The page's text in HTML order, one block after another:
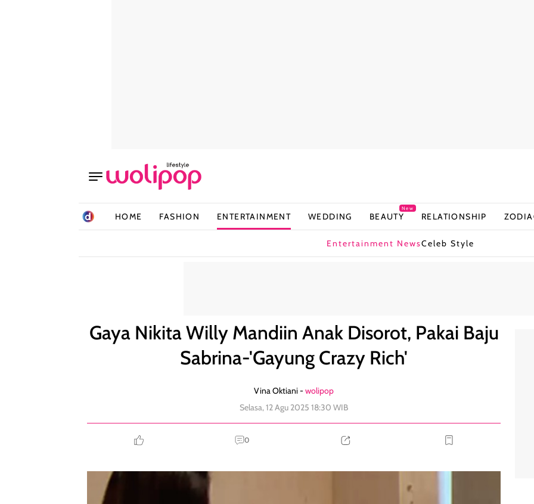
HOME FASHION ENTERTAINMENT WEDDING BEAUTY
New
RELATIONSHIP
Entertainment NewsCeleb Style
Gaya Nikita Willy Mandiin Anak Disorot, Pakai Baju
Sabrina-'Gayung Crazy Rich'
Vina Oktiani -wolipop
Selasa, 12 Agu 2025 18:30 WIB
0